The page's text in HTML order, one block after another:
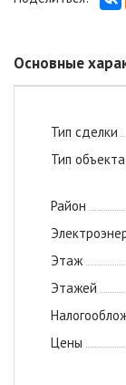
Основные
Тип сделки
Тип объекта
Район
Этаж
Этажей
Цены